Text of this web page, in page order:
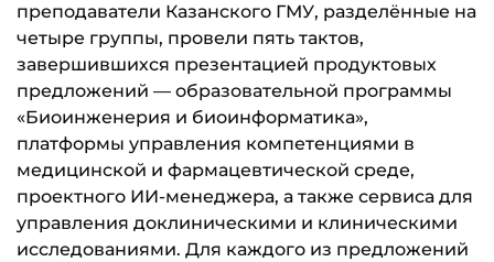
преподаватели Казанского ГМУ, разделённые на
четыре группы, провели пять тактов,
завершившихся презентацией продуктовых
предложений — образовательной программы
«Биоинженерия и биоинформатика»,
платформы управления компетенциями в
медицинской и фармацевтической среде,
проектного ИИ-менеджера, а также сервиса для
управления доклиническими и клиническими
исследованиями. Для каждого из предложений